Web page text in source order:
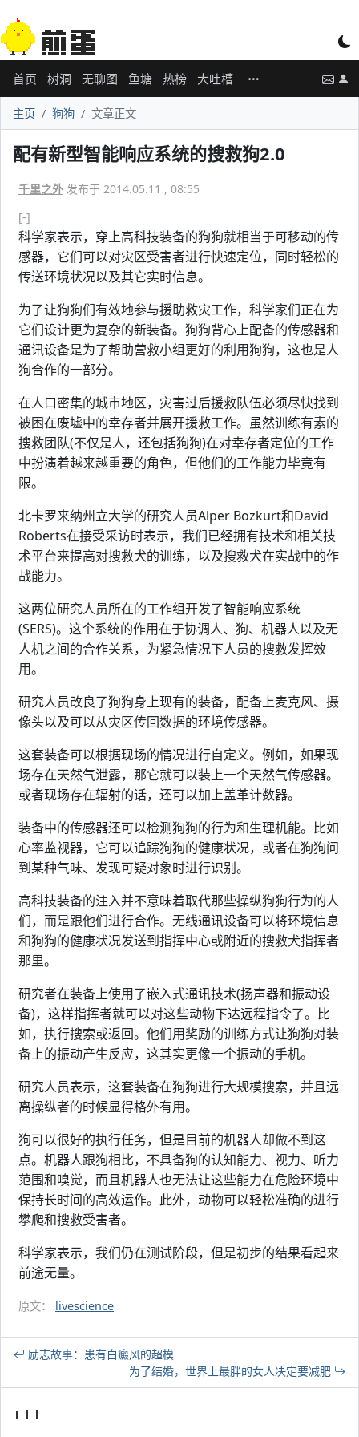
首页 树洞 无聊图 鱼塘 热榜 大吐槽
主页 狗狗 文章正文
配有新型智能响应系统的搜救狗2.0
千里之外 发布于 2014.05.11 , 08:55
[-]
科学家表示，穿上高科技装备的狗狗就相当于可移动的传
感器，它们可以对灾区受害者进行快速定位，同时轻松的
传送环境状况以及其它实时信息。
为了让狗狗们有效地参与援助救灾工作，科学家们正在为
它们设计更为复杂的新装备。狗狗背心上配备的传感器和
通讯设备是为了帮助营救小组更好的利用狗狗，这也是人
狗合作的一部分。
在人口密集的城市地区，灾害过后援救队伍必须尽快找到
被困在废墟中的幸存者并展开援救工作。虽然训练有素的
搜救团队(不仅是人，还包括狗狗)在对幸存者定位的工作
中扮演着越来越重要的角色，但他们的工作能力毕竟有
限。
北卡罗来纳州立大学的研究人员Alper Bozkurt和David
Roberts在接受采访时表示，我们已经拥有技术和相关技
术平台来提高对搜救犬的训练，以及搜救犬在实战中的作
战能力。
这两位研究人员所在的工作组开发了智能响应系统
(SERS)。这个系统的作用在于协调人、狗、机器人以及无
人机之间的合作关系，为紧急情况下人员的搜救发挥效
用。
研究人员改良了狗狗身上现有的装备，配备上麦克风、摄
像头以及可以从灾区传回数据的环境传感器。
这套装备可以根据现场的情况进行自定义。例如，如果现
场存在天然气泄露，那它就可以装上一个天然气传感器。
或者现场存在辐射的话，还可以加上盖革计数器。
装备中的传感器还可以检测狗狗的行为和生理机能。比如
心率监视器，它可以追踪狗狗的健康状况，或者在狗狗问
到某种气味、发现可疑对象时进行识别。
高科技装备的注入并不意味着取代那些操纵狗狗行为的人
们，而是跟他们进行合作。无线通讯设备可以将环境信息
和狗狗的健康状况发送到指挥中心或附近的搜救犬指挥者
那里。
研究者在装备上使用了嵌入式通讯技术(扬声器和振动设
备)，这样指挥者就可以对这些动物下达远程指令了。比
如，执行搜索或返回。他们用奖励的训练方式让狗狗对装
备上的振动产生反应，这其实更像一个振动的手机。
研究人员表示，这套装备在狗狗进行大规模搜索，并且远
离操纵者的时候显得格外有用。
狗可以很好的执行任务，但是目前的机器人却做不到这
点。机器人跟狗相比，不具备狗的认知能力、视力、听力
范围和嗅觉，而且机器人也无法让这些能力在危险环境中
保持长时间的高效运作。此外，动物可以轻松准确的进行
攀爬和搜救受害者。
科学家表示，我们仍在测试阶段，但是初步的结果看起来
前途无量。
原文： livescience
励志故事：患有白癜风的超模
为了结婚，世界上最胖的女人决定要减肥